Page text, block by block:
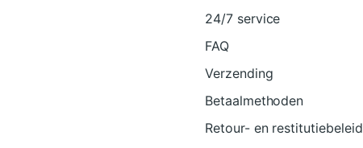
24/7 service
FAQ
Verzending
Betaalmethoden
Retour- en restitutiebeleid